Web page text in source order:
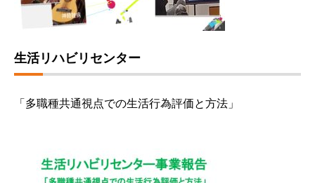
生活リハビリセンター
「多職種共通視点での生活行為評価と方法」